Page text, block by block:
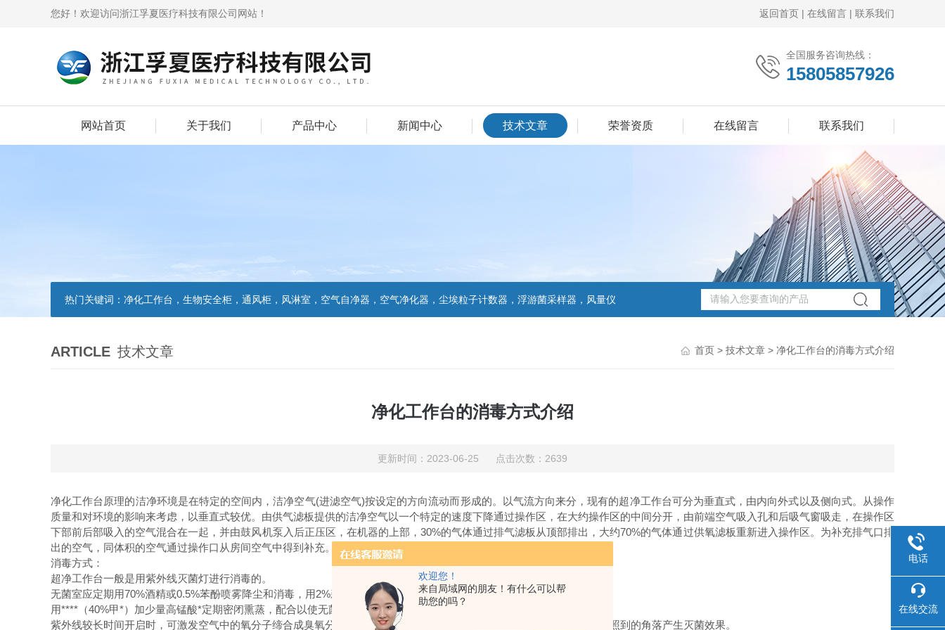
欢迎您！
来自局域网的朋友！有什么可以帮
助您的吗？
您好！欢迎访问浙江孚夏医疗科技有限公司网站！ 返回首页 | 在线留言 | 联系我们
全国服务咨询热线：
15805857926
网站首页 关于我们 产品中心 新闻中心 技术文章 荣誉资质 在线留言 联系我们
热门关键词： 净化工作台，生物安全柜，通风柜，风淋室，空气自净器，空气净化器，尘埃粒子计数器，浮游菌采样器，风量仪
ARTICLE 技术文章 首页 > 技术文章 > 净化工作台的消毒方式介绍
净化工作台的消毒方式介绍
更新时间：2023-06-25 点击次数：2639
净化工作台原理的洁净环境是在特定的空间内，洁净空气(进滤空气)按设定的方向流动而形成的。以气流方向来分，现有的超净工作台可分为垂直式，由内向外式以及侧向式。从操作
质量和对环境的影响来考虑，以垂直式较优。由供气滤板提供的洁净空气以一个特定的速度下降通过操作区，在大约操作区的中间分开，由前端空气吸入孔和后吸气窗吸走，在操作区
下部前后部吸入的空气混合在一起，并由鼓风机泵入后正压区，在机器的上部，30%的气体通过排气滤板从顶部排出，大约70%的气体通过供氧滤板重新进入操作区。为补充排气口排
出的空气，同体积的空气通过操作口从房间空气中得到补充。这些空气不会进入操作区，只是形成一个空气屏障。
消毒方式：
超净工作台一般是用紫外线灭菌灯进行消毒的。
无菌室应定期用70%酒精或0.5%苯酚喷雾降尘和消毒，用2%新洁尔*抹拭台面和用具（70%酒精也可）。
用****（40%甲*）加少量高锰酸*定期密闭熏蒸，配合以使无菌室经常保持高度的无菌状态。
紫外线较长时间开启时，可激发空气中的氧分子缔合成臭氧分子，这种气体成分有好的杀菌作用，可以对紫外线役有直接照到的角落产生灭菌效果。
电话
在线交流